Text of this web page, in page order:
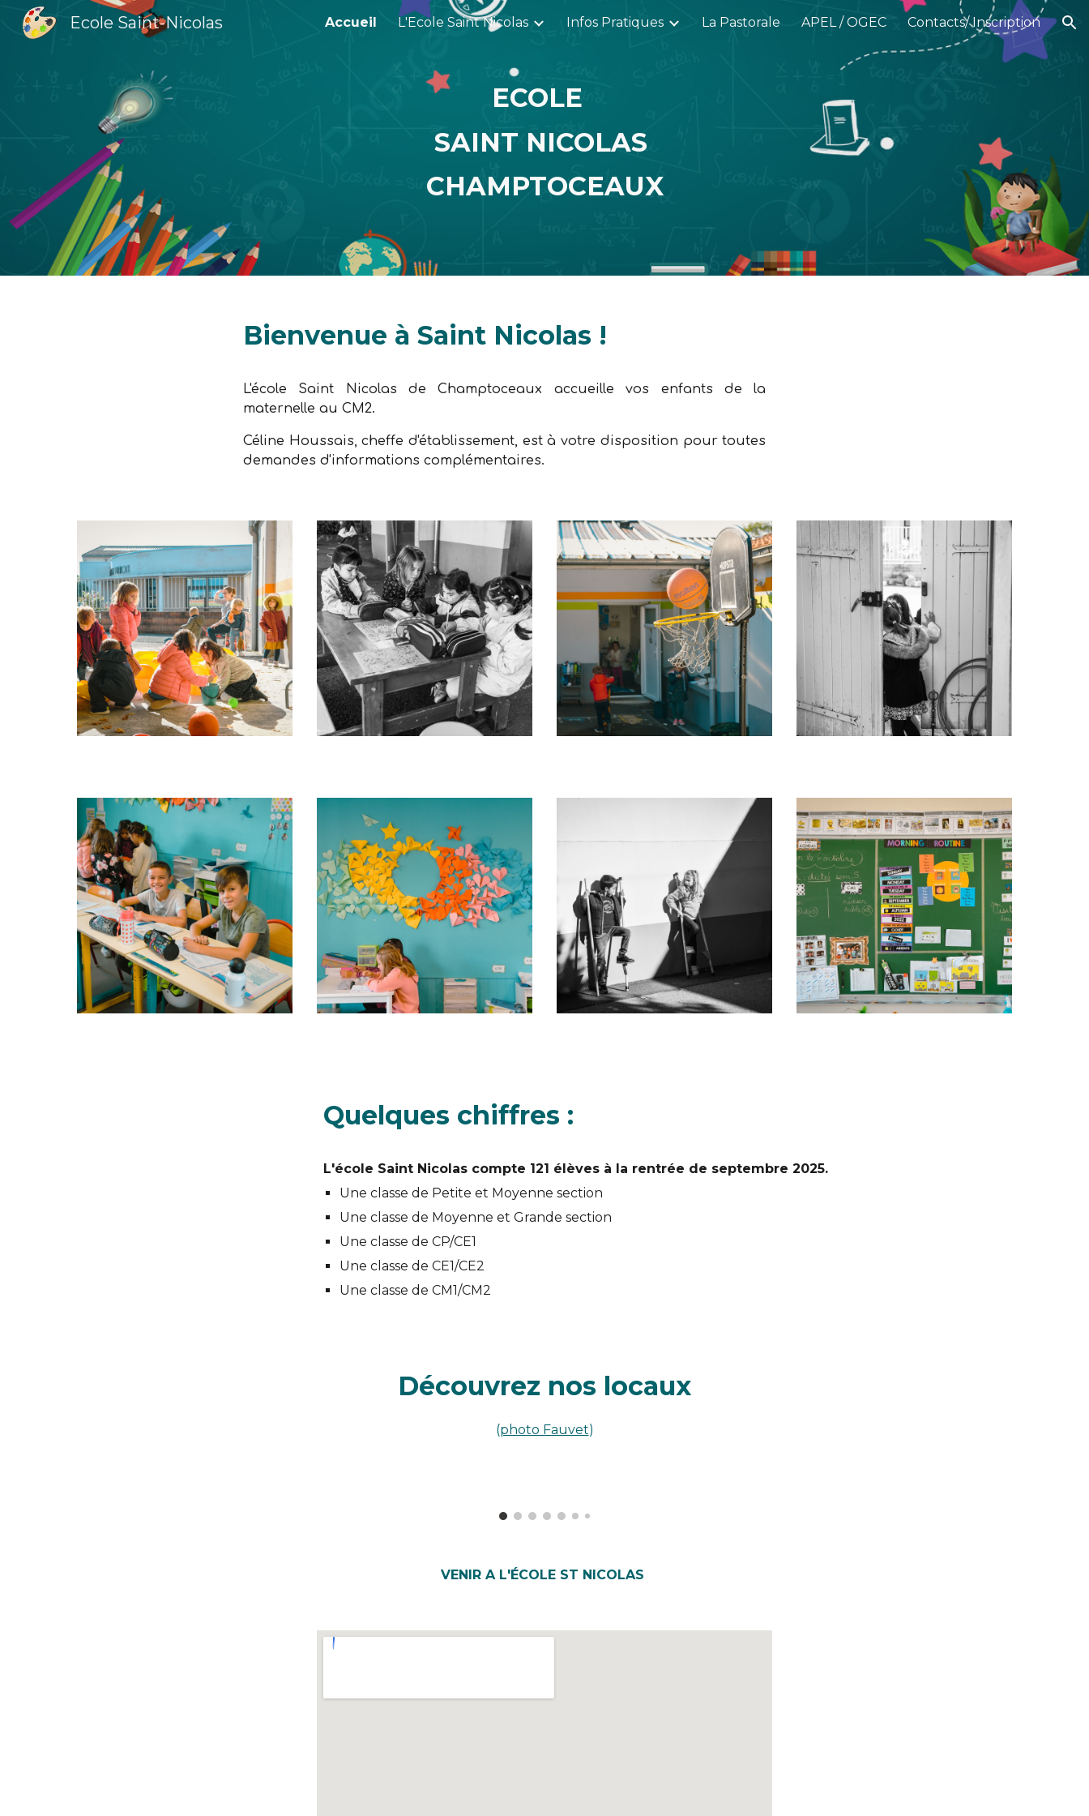
Skip to main content Skip to navigation
Ecole Saint-Nicolas Accueil L'Ecole Saint Nicolas Infos Pratiques La Pastorale APEL / OGEC Contacts/ Inscription
ECOLE
SAINT NICOLAS
CHAMPTOCEAUX
Bienvenue à Saint Nicolas !
L'école Saint Nicolas de Champtoceaux accueille vos enfants de la
maternelle au CM2.
Céline Houssais, cheffe d'établissement, est à votre disposition pour toutes
demandes d'informations complémentaires.
Quelques chiffres :
L'école Saint Nicolas compte 121 élèves à la rentrée de septembre 2025.
Une classe de Petite et Moyenne section
Une classe de Moyenne et Grande section
Une classe de CP/CE1
Une classe de CE1/CE2
Une classe de CM1/CM2
Découvrez nos locaux
(photo Fauvet)
VENIR A L'ÉCOLE ST NICOLAS